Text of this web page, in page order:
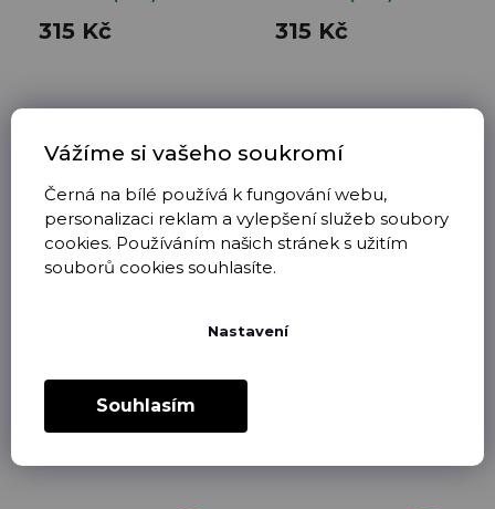
Vážíme si vašeho soukromí
Černá na bílé používá k fungování webu,
personalizaci reklam a vylepšení služeb soubory
cookies. Používáním našich stránek s užitím
souborů cookies souhlasíte.
Nastavení
Souhlasím
315 Kč 315 Kč
SIXSEVEN bílé
skladem